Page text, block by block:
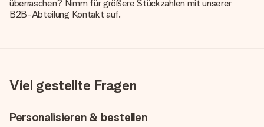
überraschen? Nimm für größere Stückzahlen mit unserer
B2B-Abteilung Kontakt auf.
Viel gestellte Fragen
Personalisieren & bestellen